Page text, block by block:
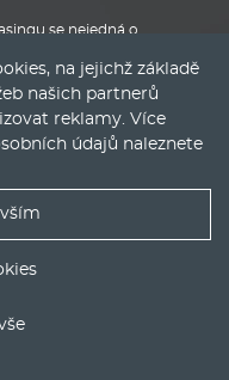
se nejedná o
nabídky poskytovatele,
mají pouze informativní
autorizovaného
na jejichž základě
našich partnerů
reklamy. Více
údajů naleznete
do Vašeho emailu